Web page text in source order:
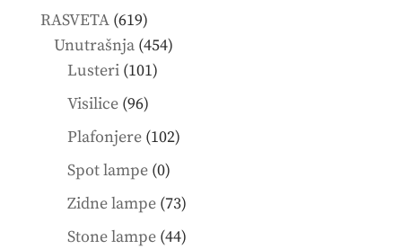
products
RASVETA 619619
products
Unutrašnja 454454
Lusteri 101101
Visilice 9696
products
Plafonjere 102102
Spot lampe 00
products
Zidne lampe 7373
products
Stone lampe 4444